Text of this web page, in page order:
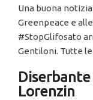
Una buona
Greenpeace e
#StopGlifosato
Gentiloni. Tutte
Lorenzin